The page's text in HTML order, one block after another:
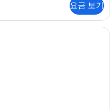
요금 보기
클럽 스위트, 킹사이즈침대 1개 | 거실 |